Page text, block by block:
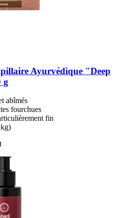
Ayurvédique "Deep
g
abîmés
fourchues
fin